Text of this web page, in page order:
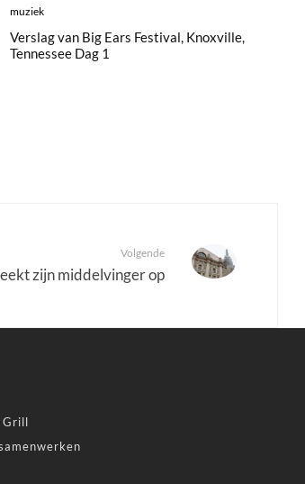
muziek
Verslag van Big Ears Festival, Knoxville,
Tennessee Dag 1
Volgende
zijn middelvinger op
Grill